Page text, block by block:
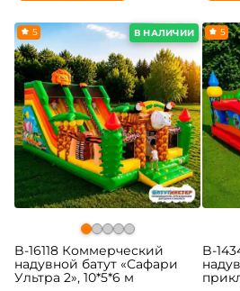
В НАЛИЧИИ
5
B-16118 Коммерческий
надувной батут «Сафари
Ультра 2», 10*5*6 м
5
B-